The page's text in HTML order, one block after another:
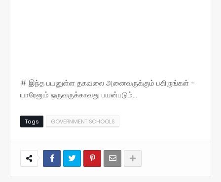
# இந்த பயனுள்ள தகவலை அனைவருக்கும் பகிருங்கள் -
யாரேனும் ஒருவருக்காவது பயன்படும்...
Tags GOVERNMENT SCHOOLS